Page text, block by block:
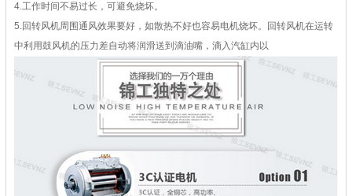
4.工作时间不易过长，可避免烧坏。
5.回转风机周围通风效果要好，如散热不好也容易电机烧坏。回转风机在运转
中利用鼓风机的压力差自动将润滑送到滴油嘴，滴入汽缸内以